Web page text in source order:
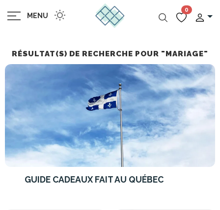
MENU
0
RÉSULTAT(S) DE RECHERCHE POUR "MARIAGE"
GUIDE CADEAUX FAIT AU QUÉBEC